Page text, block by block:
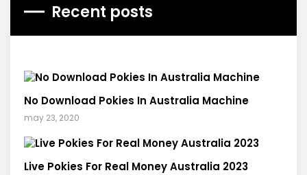
Recent posts
No Download Pokies In Australia Machine
may 23, 2020
Live Pokies For Real Money Australia 2023